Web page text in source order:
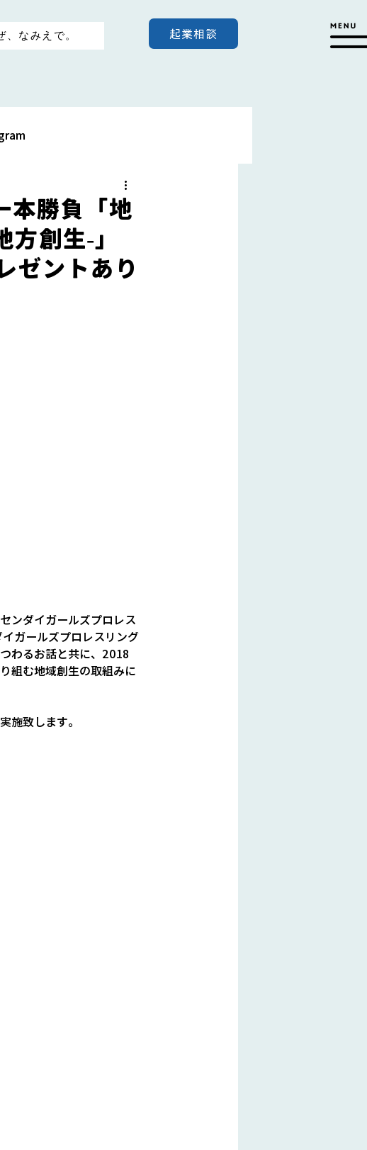
、なみえで。 起業相談
本勝負「地
創生-」
ゼントあり
ンダイガールズプロレス
ガールズプロレスリング
わるお話と共に、2018
組む地域創生の取組みに
施致します。